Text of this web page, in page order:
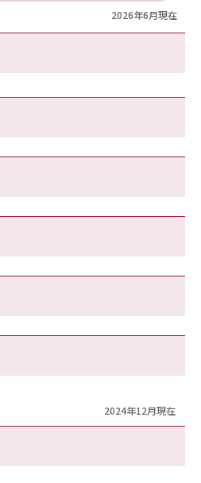
2026年6月現在
2024年12月現在